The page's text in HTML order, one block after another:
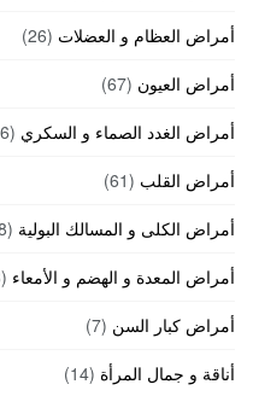
أمراض العظام و العضلات (26)
أمراض العيون (67)
أمراض الغدد الصماء و السكري (6)
أمراض القلب (61)
أمراض الكلى و المسالك البولية (8)
أمراض المعدة و الهضم و الأمعاء (68)
أمراض كبار السن (7)
أناقة و جمال المرأة (14)